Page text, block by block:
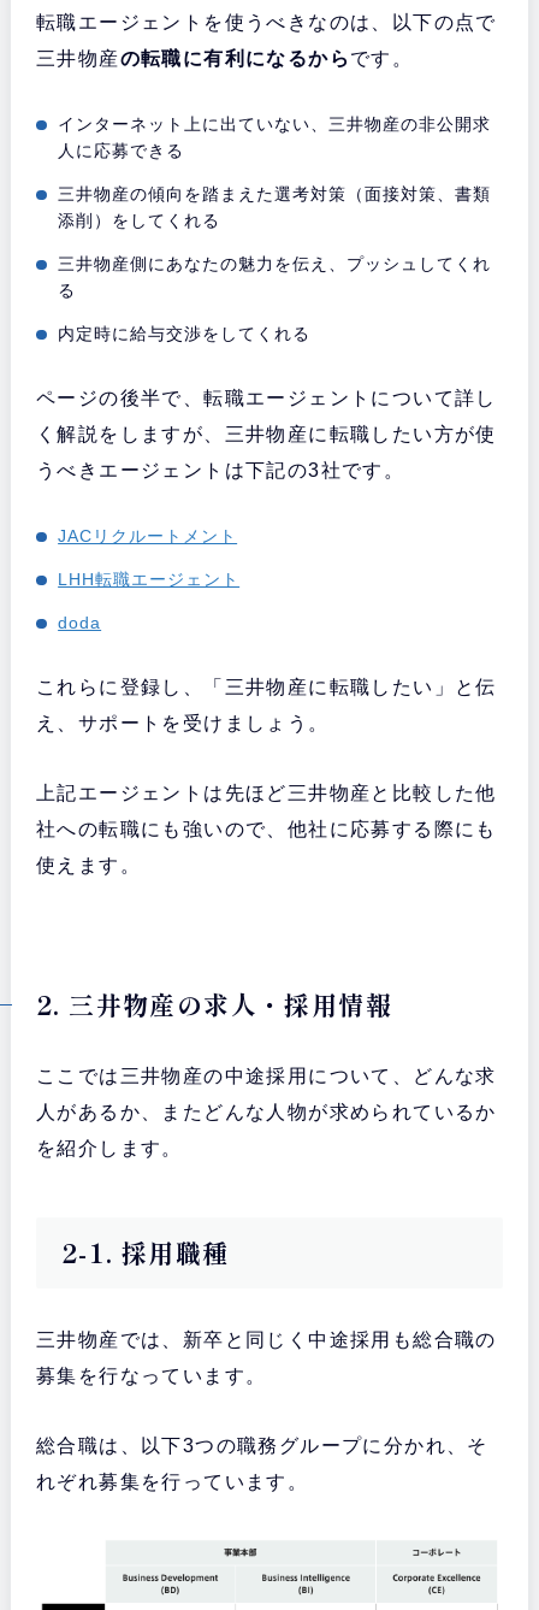
転職エージェントを使うべきなのは、以下の点で
三井物産の転職に有利になるから です。
インターネット上に出ていない、三井物産の非公開求
人に応募できる
三井物産の傾向を踏まえた選考対策（面接対策、書類
添削）をしてくれる
三井物産側にあなたの魅力を伝え、プッシュしてくれ
る
内定時に給与交渉をしてくれる
ページの後半で、転職エージェントについて詳し
く解説をしますが、三井物産に転職したい方が使
うべきエージェントは下記の3社です。
JACリクルートメント
LHH転職エージェント
doda
これらに登録し、「三井物産に転職したい」と伝
え、サポートを受けましょう。
上記エージェントは先ほど三井物産と比較した他
社への転職にも強いので、他社に応募する際にも
使えます。
2. 三井物産の求人・採用情報
ここでは三井物産の中途採用について、どんな求
人があるか、またどんな人物が求められているか
を紹介します。
2-1. 採用職種
三井物産では、新卒と同じく中途採用も総合職の
募集を行なっています。
総合職は、以下3つの職務グループに分かれ、そ
れぞれ募集を行っています。